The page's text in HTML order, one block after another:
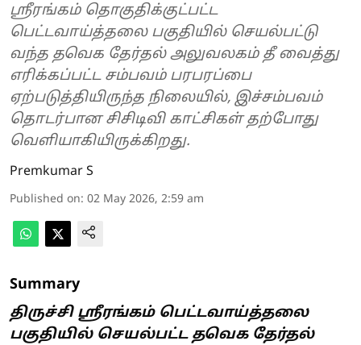
ஸ்ரீரங்கம் தொகுதிக்குட்பட்ட
பெட்டவாய்த்தலை பகுதியில் செயல்பட்டு
வந்த தவெக தேர்தல் அலுவலகம் தீ வைத்து
எரிக்கப்பட்ட சம்பவம் பரபரப்பை
ஏற்படுத்தியிருந்த நிலையில், இச்சம்பவம்
தொடர்பான சிசிடிவி காட்சிகள் தற்போது
வெளியாகியிருக்கிறது.
Premkumar S
Published on: 02 May 2026, 2:59 am
Summary
திருச்சி ஸ்ரீரங்கம் பெட்டவாய்த்தலை
பகுதியில் செயல்பட்ட தவெக தேர்தல்